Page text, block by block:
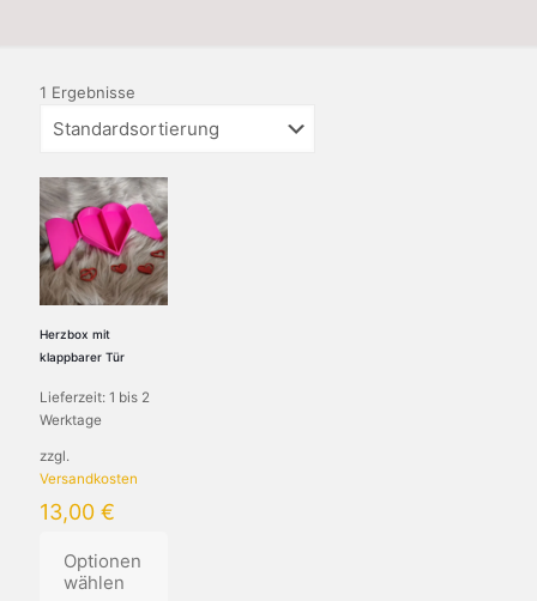
1 Ergebnisse
Herzbox mit
klappbarer Tür
Lieferzeit: 1 bis 2
Werktage
zzgl.
Versandkosten
13,00 €
Optionen
wählen